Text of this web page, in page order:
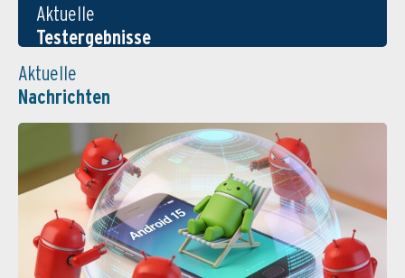
Aktuelle
Testergebnisse
Aktuelle
Nachrichten